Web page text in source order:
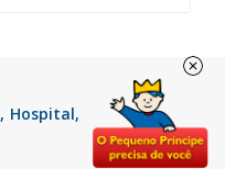
Hospital